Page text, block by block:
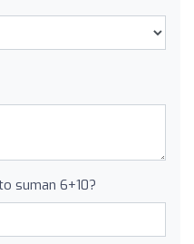
suman 6+10?